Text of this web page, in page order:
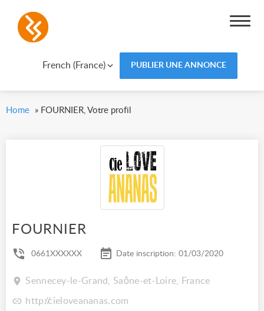
French (France) PUBLIER UNE ANNONCE
Home » FOURNIER, Votre profil
FOURNIER
0661XXXXXX Date inscription: 01/03/2020
Sennecey-le-Grand, Saône-et-Loire, France
http://cieloveananas.com